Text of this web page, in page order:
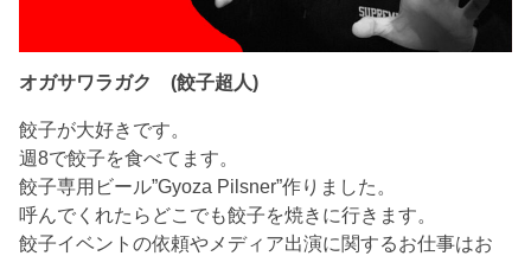
オガサワラガク (餃子超人)
餃子が大好きです。
週8で餃子を食べてます。
餃子専用ビール”Gyoza Pilsner”作りました。
呼んでくれたらどこでも餃子を焼きに行きます。
餃子イベントの依頼やメディア出演に関するお仕事はお